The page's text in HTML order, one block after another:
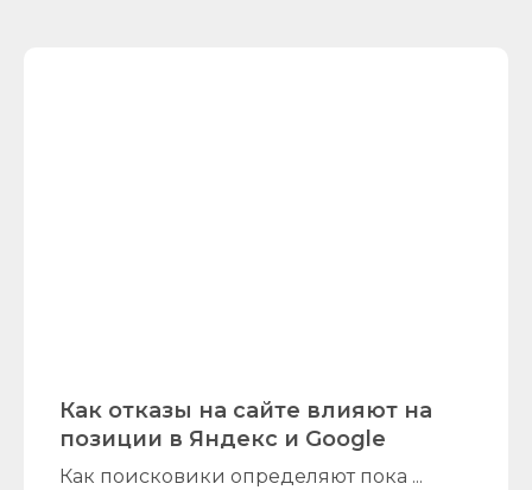
Как отказы на сайте влияют на
позиции в Яндекс и Google
Как поисковики определяют пока ...